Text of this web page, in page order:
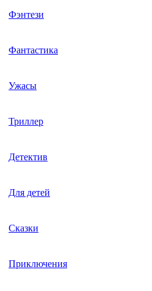
Фэнтези
Фантастика
Ужасы
Триллер
Детектив
Для детей
Сказки
Приключения